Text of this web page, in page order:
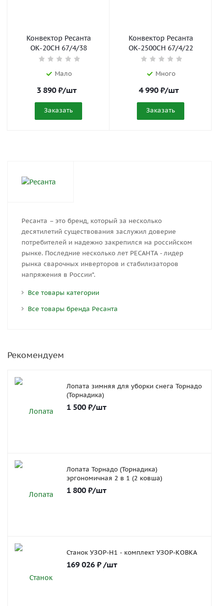
Конвектор Ресанта
ОК-20СН 67/4/38
Мало
3 890 ₽/шт
Заказать
Конвектор Ресанта
ОК-2500СН 67/4/22
Много
4 990 ₽/шт
Заказать
Ресанта – это бренд, который за несколько
десятилетий существования заслужил доверие
потребителей и надежно закрепился на российском
рынке. Последние несколько лет РЕСАНТА - лидер
рынка сварочных инверторов и стабилизаторов
напряжения в России*.
Все товары категории
Все товары бренда Ресанта
Рекомендуем
Лопата зимняя для уборки снега Торнадо
(Торнадика)
1 500 ₽/шт
Лопата Торнадо (Торнадика)
эргономичная 2 в 1 (2 ковша)
1 800 ₽/шт
Станок УЗОР-Н1 - комплект УЗОР-КОВКА
169 026 ₽ /шт